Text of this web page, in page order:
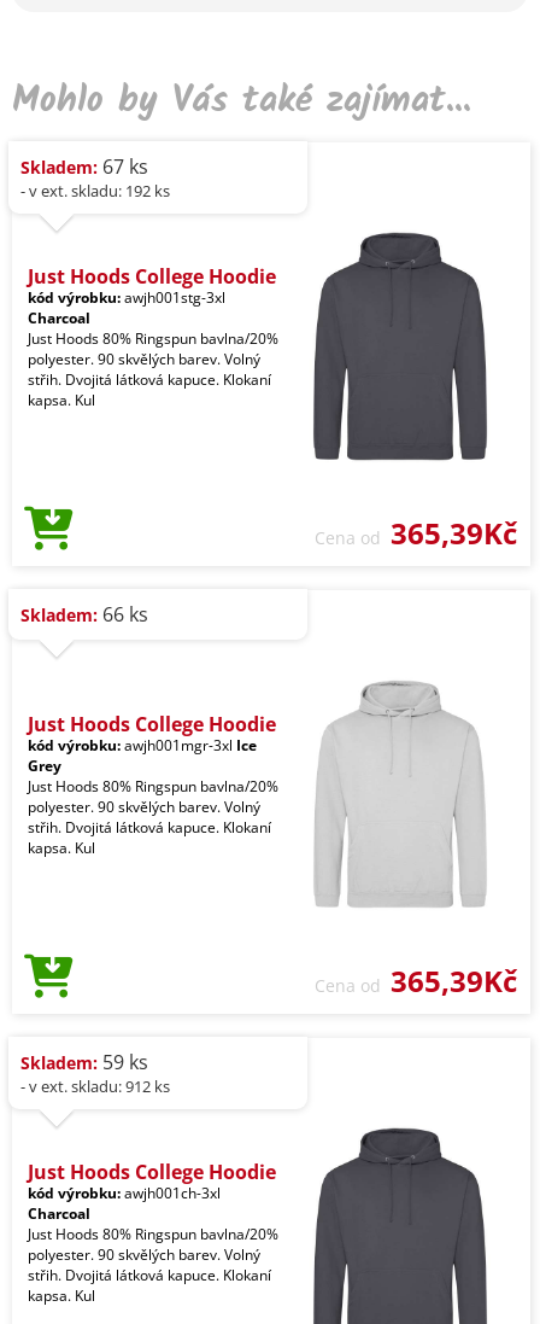
Mohlo by Vás také zajímat...
Skladem: 67 ks
- v ext. skladu: 192 ks
Just Hoods College Hoodie
kód výrobku:awjh001stg-3xl
Charcoal
Just Hoods 80% Ringspun bavlna/20%
polyester. 90 skvělých barev. Volný
střih. Dvojitá látková kapuce. Klokaní
kapsa. Kul
Cena od 365,39Kč
Skladem: 66 ks
Just Hoods College Hoodie
kód výrobku:awjh001mgr-3xl Ice
Grey
Just Hoods 80% Ringspun bavlna/20%
polyester. 90 skvělých barev. Volný
střih. Dvojitá látková kapuce. Klokaní
kapsa. Kul
Cena od 365,39Kč
Skladem: 59 ks
- v ext. skladu: 912 ks
Just Hoods College Hoodie
kód výrobku:awjh001ch-3xl
Charcoal
Just Hoods 80% Ringspun bavlna/20%
polyester. 90 skvělých barev. Volný
střih. Dvojitá látková kapuce. Klokaní
kapsa. Kul